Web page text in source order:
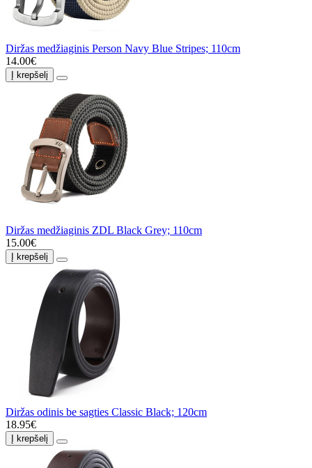
Diržas medžiaginis Person Navy Blue Stripes; 110cm
14.00€
Į krepšelį
Diržas medžiaginis ZDL Black Grey; 110cm
15.00€
Į krepšelį
Diržas odinis be sagties Classic Black; 120cm
18.95€
Į krepšelį